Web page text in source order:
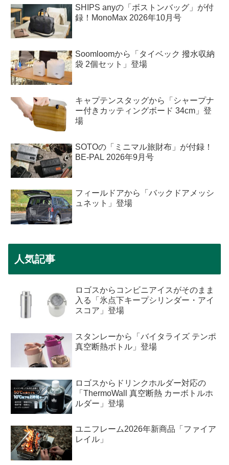
SHIPS anyの「ボストンバッグ」が付
録！MonoMax 2026年10月号
Soomloomから「タイベック 撥水収納
袋 2個セット」登場
キャプテンスタッグから「シャープナ
ー付きカッティングボード 34cm」登
場
SOTOの「ミニマル旅財布」が付録！
BE-PAL 2026年9月号
フィールドアから「バックドアメッシ
ュネット」登場
人気記事
ロゴスからコンビニアイスがそのまま
入る「氷点下キープシリンダー・アイ
スコア」登場
スタンレーから「バイタライズ テンポ
真空断熱ボトル」登場
ロゴスからドリンクホルダー対応の
「ThermoWall 真空断熱 カーボトルホ
ルダー」登場
ユニフレーム2026年新商品「ファイア
レイル」